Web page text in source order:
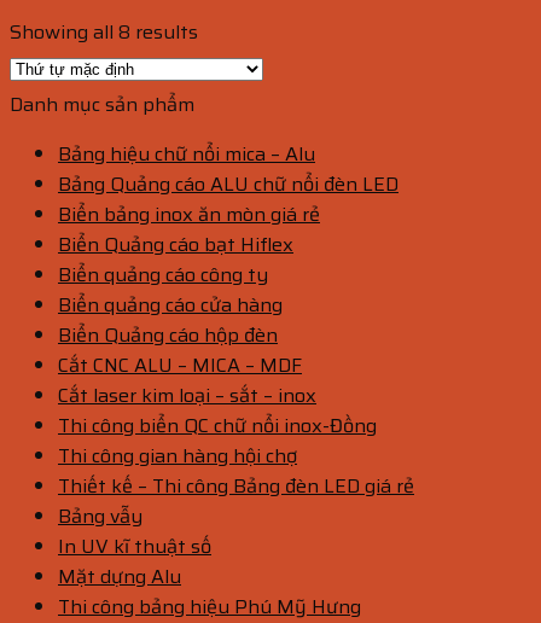
Showing all 8 results
Danh mục sản phẩm
Bảng hiệu chữ nổi mica – Alu
Bảng Quảng cáo ALU chữ nổi đèn LED
Biển bảng inox ăn mòn giá rẻ
Biển Quảng cáo bạt Hiflex
Biển quảng cáo công ty
Biển quảng cáo cửa hàng
Biển Quảng cáo hộp đèn
Cắt CNC ALU – MICA – MDF
Cắt laser kim loại – sắt – inox
Thi công biển QC chữ nổi inox-Đồng
Thi công gian hàng hội chợ
Thiết kế – Thi công Bảng đèn LED giá rẻ
Bảng vẫy
In UV kĩ thuật số
Mặt dựng Alu
Thi công bảng hiệu Phú Mỹ Hưng